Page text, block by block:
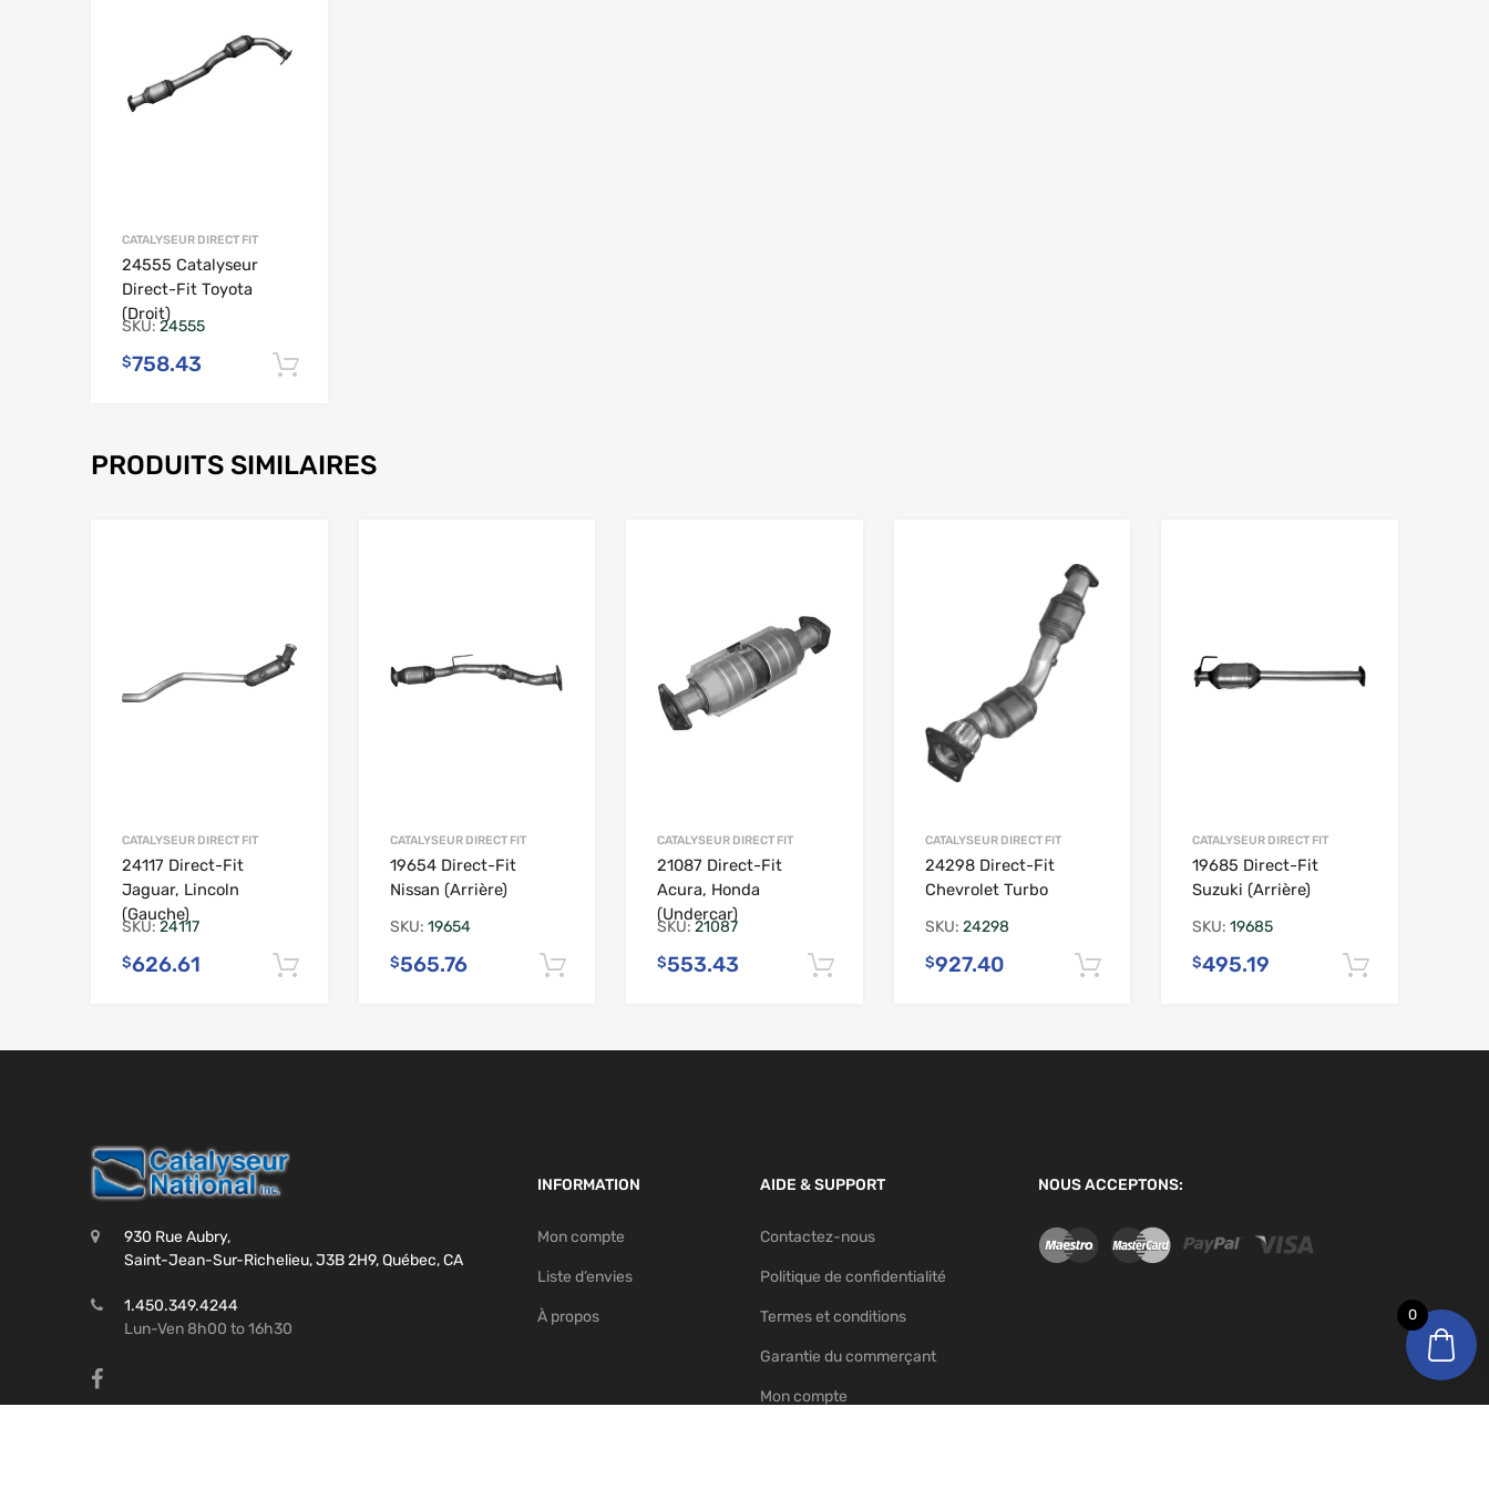
CATALYSEUR DIRECT FIT
24555 Catalyseur
Direct-Fit Toyota
(Droit)
SKU:24555
$758.43
PRODUITS SIMILAIRES
CATALYSEUR DIRECT FIT
24117 Direct-Fit
Jaguar, Lincoln
(Gauche)
SKU:24117
$626.61 Ajouter au panier
CATALYSEUR DIRECT FIT
19654 Direct-Fit
Nissan (Arrière)
SKU: 19654
$565.76 Ajouter au panier
CATALYSEUR DIRECT FIT
21087 Direct-Fit
Acura, Honda
(Undercar)
SKU:21087
$553.43 Ajouter au panier
CATALYSEUR DIRECT FIT
24298 Direct-Fit
Chevrolet Turbo
SKU: 24298
$927.40 Ajouter au panier
CATALYSEUR DIRECT FIT
19685 Direct-Fit
Suzuki (Arrière)
SKU:19685
$495.19
930 Rue Aubry,
Saint-Jean-Sur-Richelieu, J3B 2H9, Québec, CA
1.450.349.4244
Lun-Ven 8h00 to 16h30
INFORMATION
Mon compte
Liste d’envies
À propos
AIDE & SUPPORT
Contactez-nous
Politique de confidentialité
Termes et conditions
Garantie du commerçant
Mon compte
NOUS ACCEPTONS:
0